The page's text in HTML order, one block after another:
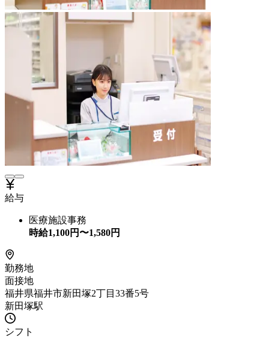
給与
医療施設事務
時給1,100円〜1,580円
勤務地
面接地
福井県福井市新田塚2丁目33番5号
新田塚駅
シフト